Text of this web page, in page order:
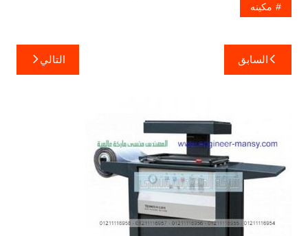
مكينه
تصفّح
المقالات
السابق التالي